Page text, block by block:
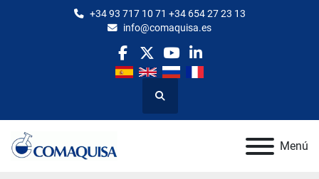
+34 93 717 10 71 +34 654 27 23 13
info@comaquisa.es
facebook
twitteryoutubelinkedin
Buscar
Menú